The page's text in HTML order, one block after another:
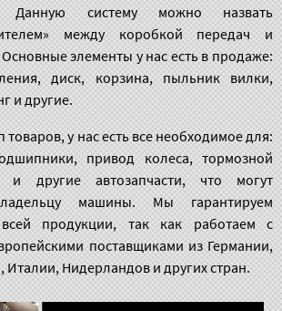
систему можно назвать
между коробкой передач и
элементы у нас есть в продаже:
диск, корзина, пыльник вилки,
и другие.
товаров, у нас есть все необходимое для:
привод колеса, тормозной
и другие автозапчасти, что могут
машины. Мы гарантируем
всей продукции, так как работаем с
поставщиками из Германии,
Италии, Нидерландов и других стран.